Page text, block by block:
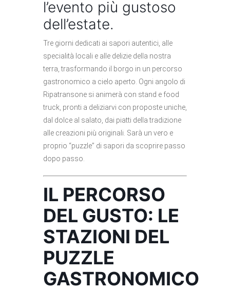
l’evento più gustoso
dell’estate.
Tre giorni dedicati ai sapori autentici, alle
specialità locali e alle delizie della nostra
terra, trasformando il borgo in un percorso
gastronomico a cielo aperto. Ogni angolo di
Ripatransone si animerà con stand e food
truck, pronti a deliziarvi con proposte uniche,
dal dolce al salato, dai piatti della tradizione
alle creazioni più originali. Sarà un vero e
proprio “puzzle” di sapori da scoprire passo
dopo passo.
IL PERCORSO
DEL GUSTO: LE
STAZIONI DEL
PUZZLE
GASTRONOMICO